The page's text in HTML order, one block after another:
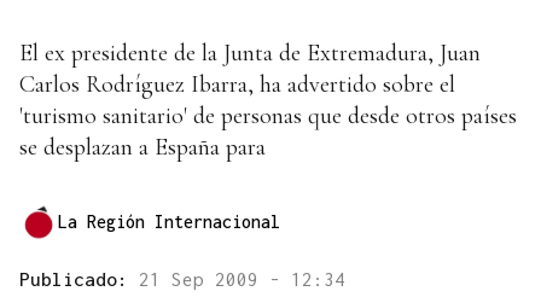
El ex presidente de la Junta de Extremadura, Juan
Carlos Rodríguez Ibarra, ha advertido sobre el
'turismo sanitario' de personas que desde otros países
se desplazan a España para
La Región Internacional
Publicado: 21 Sep 2009 - 12:34